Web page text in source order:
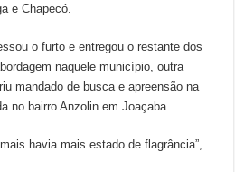
e Chapecó.
o furto e entregou o restante dos
naquele município, outra
mandado de busca e apreensão na
no bairro Anzolin em Joaçaba.
havia mais estado de flagrância”,